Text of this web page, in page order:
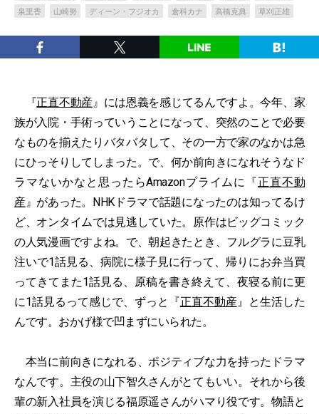
泉里香
山崎努 ディーン・フジオカ 倉科カナ 高橋克典 草刈正雄
『正直不動産』には恩義を感じてるんですよ。今年、家
族が入院・手術っていうことになって、突然のことで必要
なものを揃えたりバタバタして、その一方で家のなかは急
にひっそりしてしまった。で、何か前向きになれそうなド
ラマないかなと思ったらAmazonプライムに『正直不動
産』があった。NHKドラマで話題になったのは知ってるけ
ど、オンタイムでは見逃していた。原作はビッグコミック
の人気漫画ですよね。で、朝起きたとき、フルグラに豆乳
注いで1話見る、病院に様子見に行って、帰りにお弁当買
ってきてまた1話見る、原稿を書き終えて、夜寝る前に更
に1話見るって感じで、ずっと『正直不動産』と生活した
んです。おかげ様で凹まずにいられた。
本当に前向きになれる、ポジティブな力を持ったドラマ
なんです。主役の山下智久さんがとてもいい。それから後
輩の新入社員を演じる福原遥さんがハマり役です。物語と